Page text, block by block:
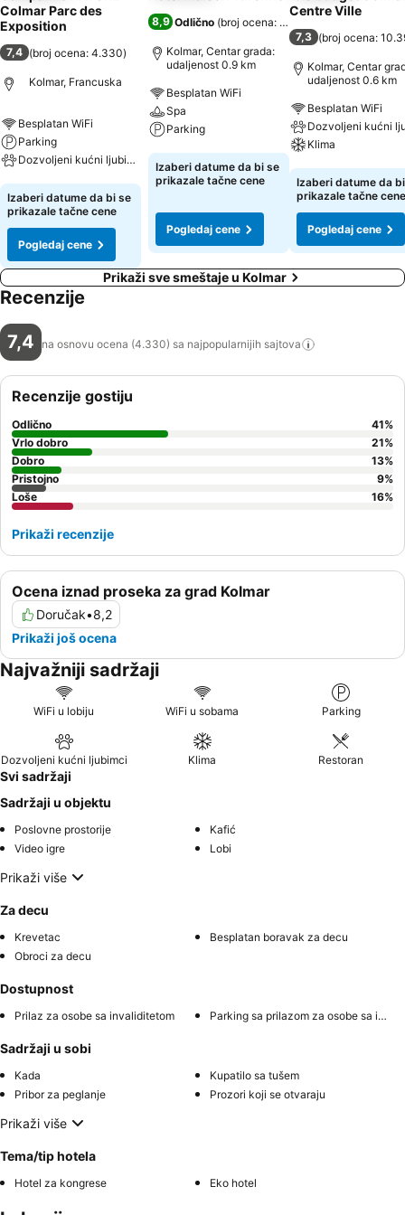
Colmar Parc des
Exposition
7,4 (broj ocena: 4.330)
Kolmar, Francuska
Besplatan WiFi
Parking
Dozvoljeni kućni ljubimci
Pogledaj cene
Izaberi datume da bi se
prikazale tačne cene
Pogledaj cene
8,9 Odlično (broj ocena: 8.656
Kolmar, Centar grada:
udaljenost 0.9 km
Besplatan WiFi
Spa
Parking
Pogledaj cene
Izaberi datume da bi se
prikazale tačne cene
Pogledaj cene
Centre Ville
7,3 (broj ocena:
Kolmar, Centar
udaljenost 0.6 km
Besplatan WiFi
Klima
Pogledaj cene
Izaberi datume da
prikazale tačne cene
Pogledaj cene
Prikaži sve smeštaje u Kolmar
Recenzije
7,4 na osnovu ocena (4.330) sa najpopularnijih sajtova
Ocena iznad proseka za grad Kolmar
Doručak•8,2
Prikaži još ocena
Recenzije gostiju
Odlično 41%
Vrlo dobro
21%
Dobro
13%
Pristojno
9%
Loše
16%
Prikaži recenzije
Najvažniji sadržaji
WiFi u lobiju WiFi u sobama Parking
Dozvoljeni kućni ljubimci Klima Restoran
Svi sadržaji
Sadržaji u objektu
Poslovne prostorije
Kafić
Video igre
Lobi
Prikaži više
Za decu
Krevetac
Besplatan boravak za decu
Obroci za decu
Dostupnost
Prilaz za osobe sa invaliditetom Parking sa prilazom za osobe sa invaliditetom
Sadržaji u sobi
Kada
Kupatilo sa tušem
Pribor za peglanje
Prozori koji se otvaraju
Prikaži više
Tema/tip hotela
Hotel za kongrese Eko hotel